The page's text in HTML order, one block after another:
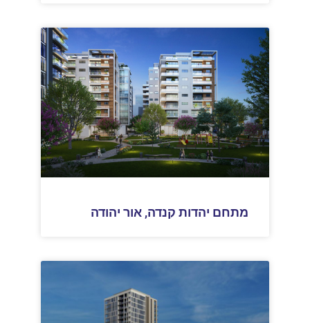
מתחם יהדות קנדה, אור יהודה